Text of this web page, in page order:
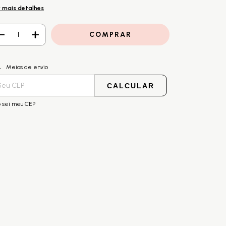
mais detalhes
para o CEP:
Meios de envio
CALCULAR
sei meu CEP